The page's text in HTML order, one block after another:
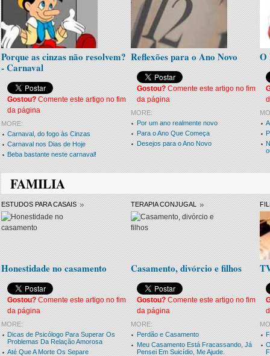
Porque as cinzas não resolvem?
- Carnaval
Gostou?Comente este artigo no fim
da página
MORE:
Carnaval, do fogo às Cinzas
Carnaval nos Dias de Hoje
Beba bastante neste carnaval!
Reflexões para o Ano Novo
Gostou?Comente este artigo no fim
da página
MORE:
Por um ano realmente novo
Para o Ano Que Começa
Desejos para o Ano Novo
O
FAMILIA
ESTUDOS PARA CASAIS
Honestidade no casamento
Gostou?Comente este artigo no fim
da página
MORE:
Dicas de Psicólogo Para Superar Os
Problemas Da Relação Amorosa
Até Que A Morte Os Separe
TERAPIA CONJUGAL
Casamento, divórcio e filhos
Gostou?Comente este artigo no fim
da página
MORE:
Perdão e Casamento
Meu Casamento Está Fracassando, Já
Pensei Em Suicídio, Me Ajude.